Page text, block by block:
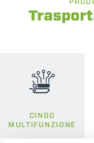
CINGO
MULTIFUNZIONE